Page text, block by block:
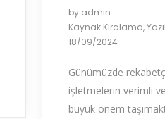
by admin
Kaynak Kiralama,
18/09/2024
Günümüzde
işletmelerin verimli
büyük önem